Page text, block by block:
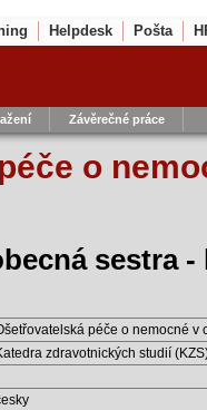
Helpdesk Pošta
Závěrečné práce
o
sestra
péče o nemocné v
zdravotnických studií